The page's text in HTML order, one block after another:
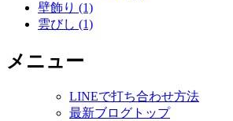
壁飾り (1)
雲びし (1)
メニュー
LINEで打ち合わせ方法
最新ブログトップ